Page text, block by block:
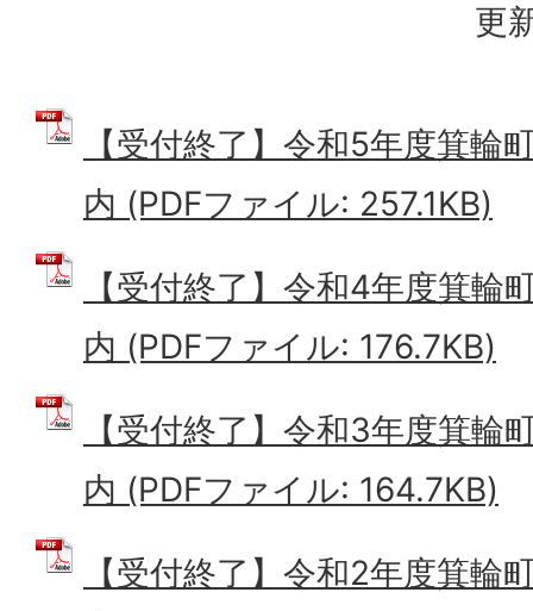
更
【受付終了】令和5年度箕輪
内 (PDFファイル: 257.1KB)
【受付終了】令和4年度箕輪
内 (PDFファイル: 176.7KB)
【受付終了】令和3年度箕輪
内 (PDFファイル: 164.7KB)
【受付終了】令和2年度箕輪